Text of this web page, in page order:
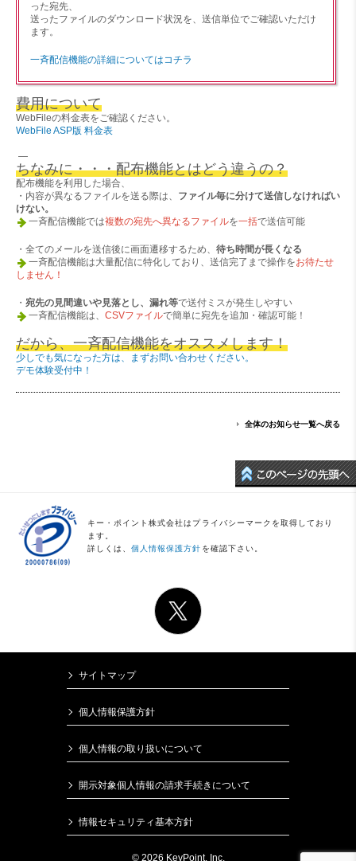
った宛先、
送ったファイルのダウンロード状況を、送信単位でご確認いただけ
ます。
一斉配信機能の詳細についてはコチラ
費用について
WebFileの料金表をご確認ください。
WebFile ASP版 料金表
—
ちなみに・・・配布機能とはどう違うの？
配布機能を利用した場合、
・内容が異なるファイルを送る際は、 ファイル毎に分けて送信しなければい
けない。
一斉配信機能では複数の宛先へ異なるファイルを一括で送信可能
・全てのメールを送信後に画面遷移するため、 待ち時間が長くなる
一斉配信機能は大量配信に特化しており、送信完了まで操作をお待たせ
しません！
・ 宛先の見間違いや見落とし、漏れ等で送付ミスが発生しやすい
一斉配信機能は、 CSVファイルで簡単に宛先を追加・確認可能！
だから、一斉配信機能をオススメします！
少しでも気になった方は、まずお問い合わせください。
デモ体験受付中！
全体のお知らせ一覧へ戻る
キー・ポイント株式会社はプライバシーマークを取得しており
ます。
詳しくは、個人情報保護方針 を確認下さい。
サイトマップ
個人情報保護方針
個人情報の取り扱いについて
開示対象個人情報の請求手続きについて
情報セキュリティ基本方針
© 2026 KeyPoint, Inc.